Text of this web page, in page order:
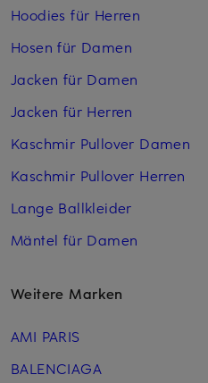
Hoodies für Herren
Hosen für Damen
Jacken für Damen
Jacken für Herren
Kaschmir Pullover Damen
Kaschmir Pullover Herren
Lange Ballkleider
Mäntel für Damen
Weitere Marken
AMI PARIS
BALENCIAGA